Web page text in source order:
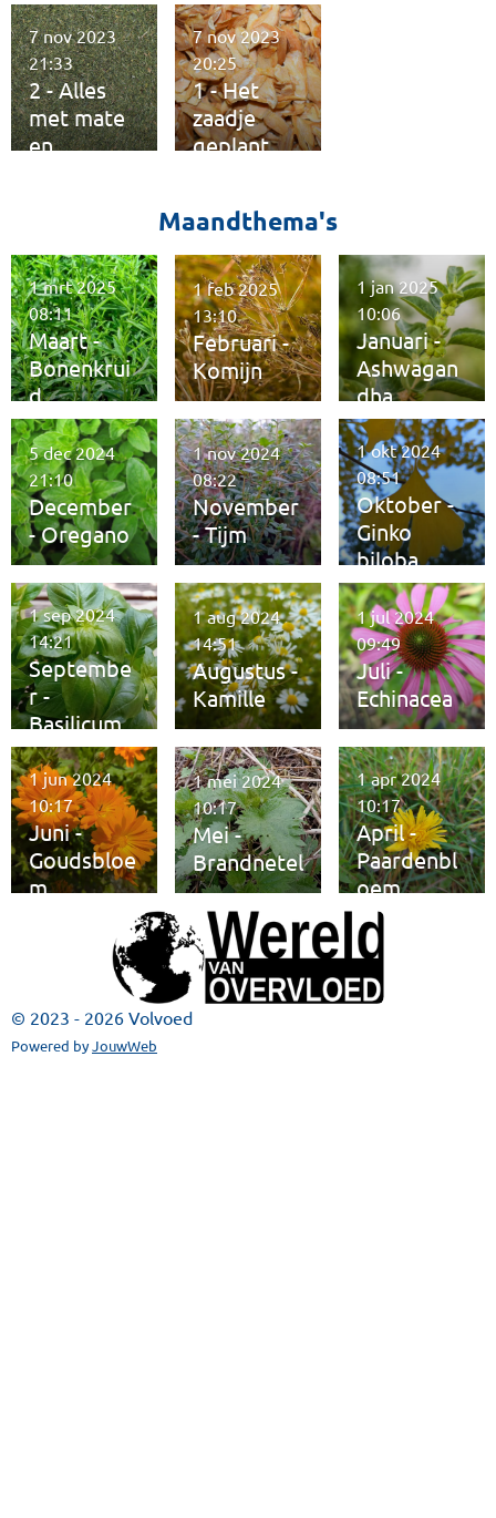
verzamele
n
2 - Alles
met mate
en
7 nov 2023
21:33
1 - Het
zaadje
geplant
7 nov 2023
20:25
Maandthema's
Maart -
Bonenkrui
d
1 mrt 2025
08:11
Februari -
Komijn
1 feb 2025
13:10
Januari -
Ashwagan
dha
1 jan 2025
10:06
December
- Oregano
5 dec 2024
21:10
November
- Tijm
1 nov 2024
08:22
Oktober -
Ginko
biloba
1 okt 2024
08:51
Septembe
r -
Basilicum
1 sep 2024
14:21
Augustus -
Kamille
1 aug 2024
14:51
Juli -
Echinacea
1 jul 2024
09:49
Juni -
Goudsbloe
m
1 jun 2024
10:17
Mei -
Brandnetel
1 mei 2024
10:17
April -
Paardenbl
oem
1 apr 2024
10:17
© 2023 - 2026 Volvoed
Powered byJouwWeb